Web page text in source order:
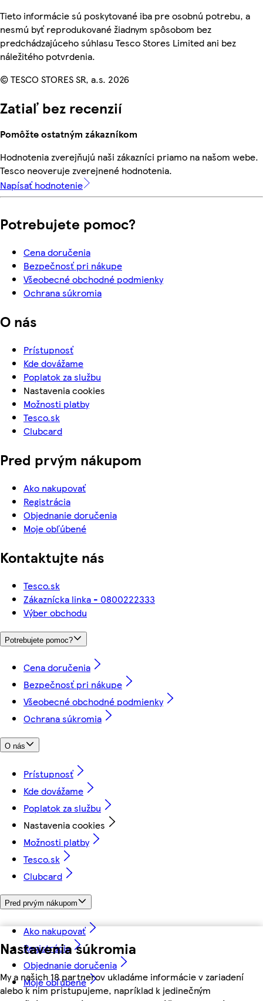
Nastavenia súkromia
My a našich 18 partnerov ukladáme informácie v zariadení
alebo k nim pristupujeme, napríklad k jedinečným
Tieto informácie sú poskytované iba pre osobnú potrebu, a
nesmú byť reprodukované žiadnym spôsobom bez
predchádzajúceho súhlasu Tesco Stores Limited ani bez
náležitého potvrdenia.
© TESCO STORES SR, a.s. 2026
Zatiaľ bez recenzií
Pomôžte ostatným zákazníkom
Hodnotenia zverejňujú naši zákazníci priamo na našom webe.
Tesco neoveruje zverejnené hodnotenia.
Napísať hodnotenie
Potrebujete pomoc?
Cena doručenia
Bezpečnosť pri nákupe
Všeobecné obchodné podmienky
Ochrana súkromia
O nás
Prístupnosť
Kde dovážame
Poplatok za službu
Nastavenia cookies
Možnosti platby
Tesco.sk
Clubcard
Pred prvým nákupom
Ako nakupovať
Registrácia
Objednanie doručenia
Moje obľúbené
Kontaktujte nás
Tesco.sk
Zákaznícka linka - 0800222333
Výber obchodu
Potrebujete pomoc?
Cena doručenia
Bezpečnosť pri nákupe
Všeobecné obchodné podmienky
Ochrana súkromia
O nás
Prístupnosť
Kde dovážame
Poplatok za službu
Nastavenia cookies
Možnosti platby
Tesco.sk
Clubcard
Pred prvým nákupom
Ako nakupovať
Registrácia
Objednanie doručenia
Moje obľúbené